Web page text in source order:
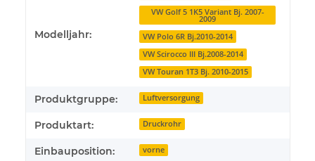
Modelljahr:
VW Golf 5 1K5 Variant Bj. 2007-
2009
VW Polo 6R Bj.2010-2014
VW Scirocco III Bj.2008-2014
VW Touran 1T3 Bj. 2010-2015
Produktgruppe: Luftversorgung
Produktart: Druckrohr
Einbauposition: vorne